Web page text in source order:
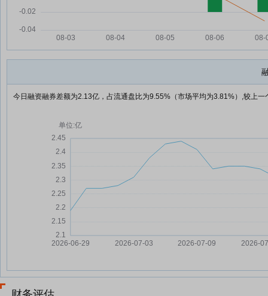
今日融资融券差额为2.13亿，占流通盘比为9.55%（市场平均为3.81%）,较上一